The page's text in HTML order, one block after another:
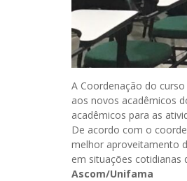
A Coordenação do curso
aos novos acadêmicos
acadêmicos para as
De acordo com o
melhor aproveitamento
em situações cotidianas
Ascom/Unifama